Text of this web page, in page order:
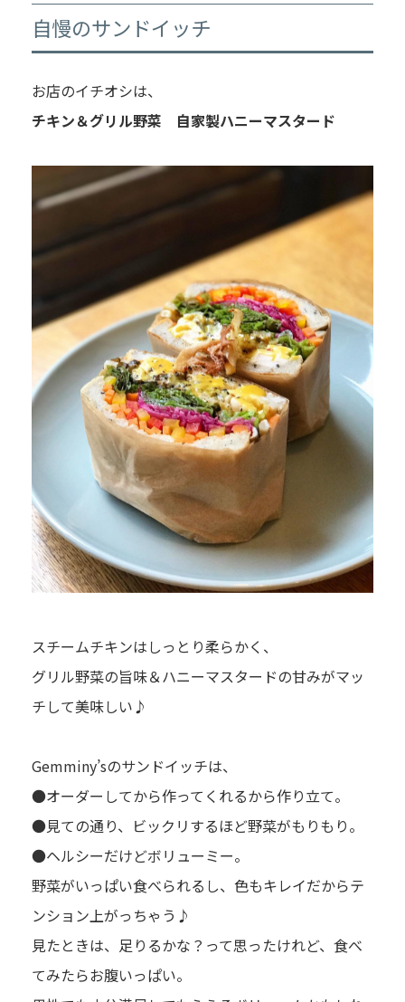
自慢のサンドイッチ
お店のイチオシは、
チキン＆グリル野菜 自家製ハニーマスタード
スチームチキンはしっとり柔らかく、
グリル野菜の旨味＆ハニーマスタードの甘みがマッ
チして美味しい♪
Gemminy’sのサンドイッチは、
●オーダーしてから作ってくれるから作り立て。
●見ての通り、ビックリするほど野菜がもりもり。
●ヘルシーだけどボリューミー。
野菜がいっぱい食べられるし、色もキレイだからテ
ンション上がっちゃう♪
見たときは、足りるかな？って思ったけれど、食べ
てみたらお腹いっぱい。